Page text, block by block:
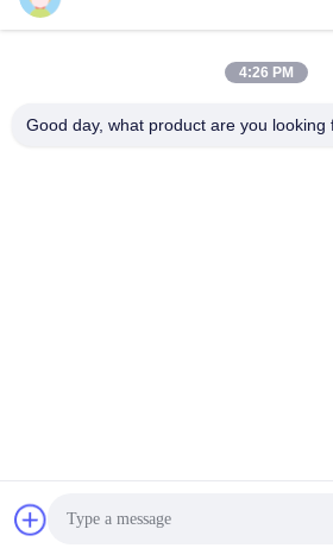
गोपनीयता नीति
| चीन अच्छी गुणवत्ता खनन
© 2023-2026 FUTURE TECH LIMITED
4:26 PM
Good day, what product are you looking